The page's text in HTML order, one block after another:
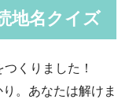
地名クイズ
くりました！
。あなたは解けま